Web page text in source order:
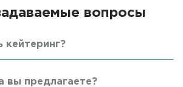
вопросы
кейтеринг?
вы предлагаете?